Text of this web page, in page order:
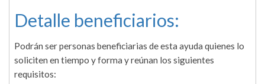
Detalle beneficiarios:
Podrán ser personas beneficiarias de esta ayuda quienes lo
soliciten en tiempo y forma y reúnan los siguientes
requisitos: